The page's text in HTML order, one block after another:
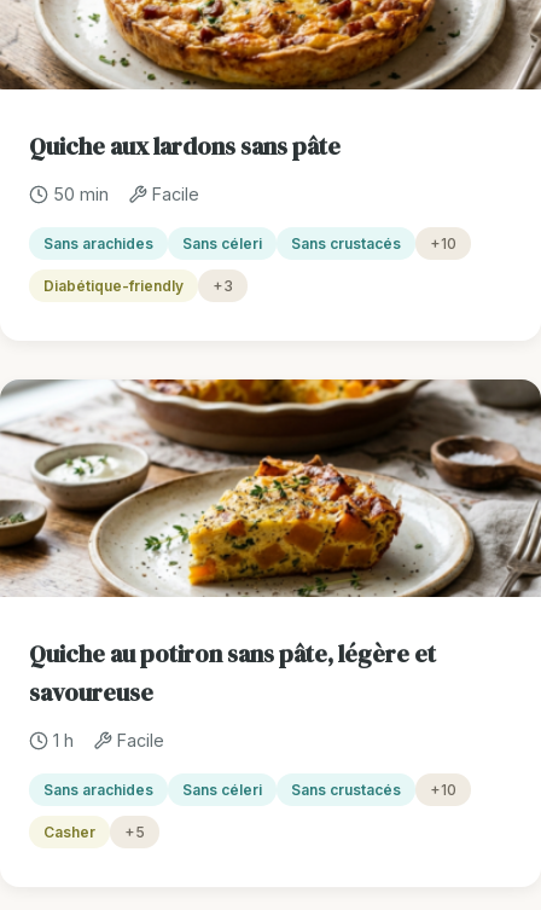
Quiche aux lardons sans pâte
50 min Facile
Sans arachides Sans céleri Sans crustacés +10
Diabétique-friendly +3
Quiche au potiron sans pâte, légère et
savoureuse
1 h Facile
Sans arachides Sans céleri Sans crustacés +10
Casher +5